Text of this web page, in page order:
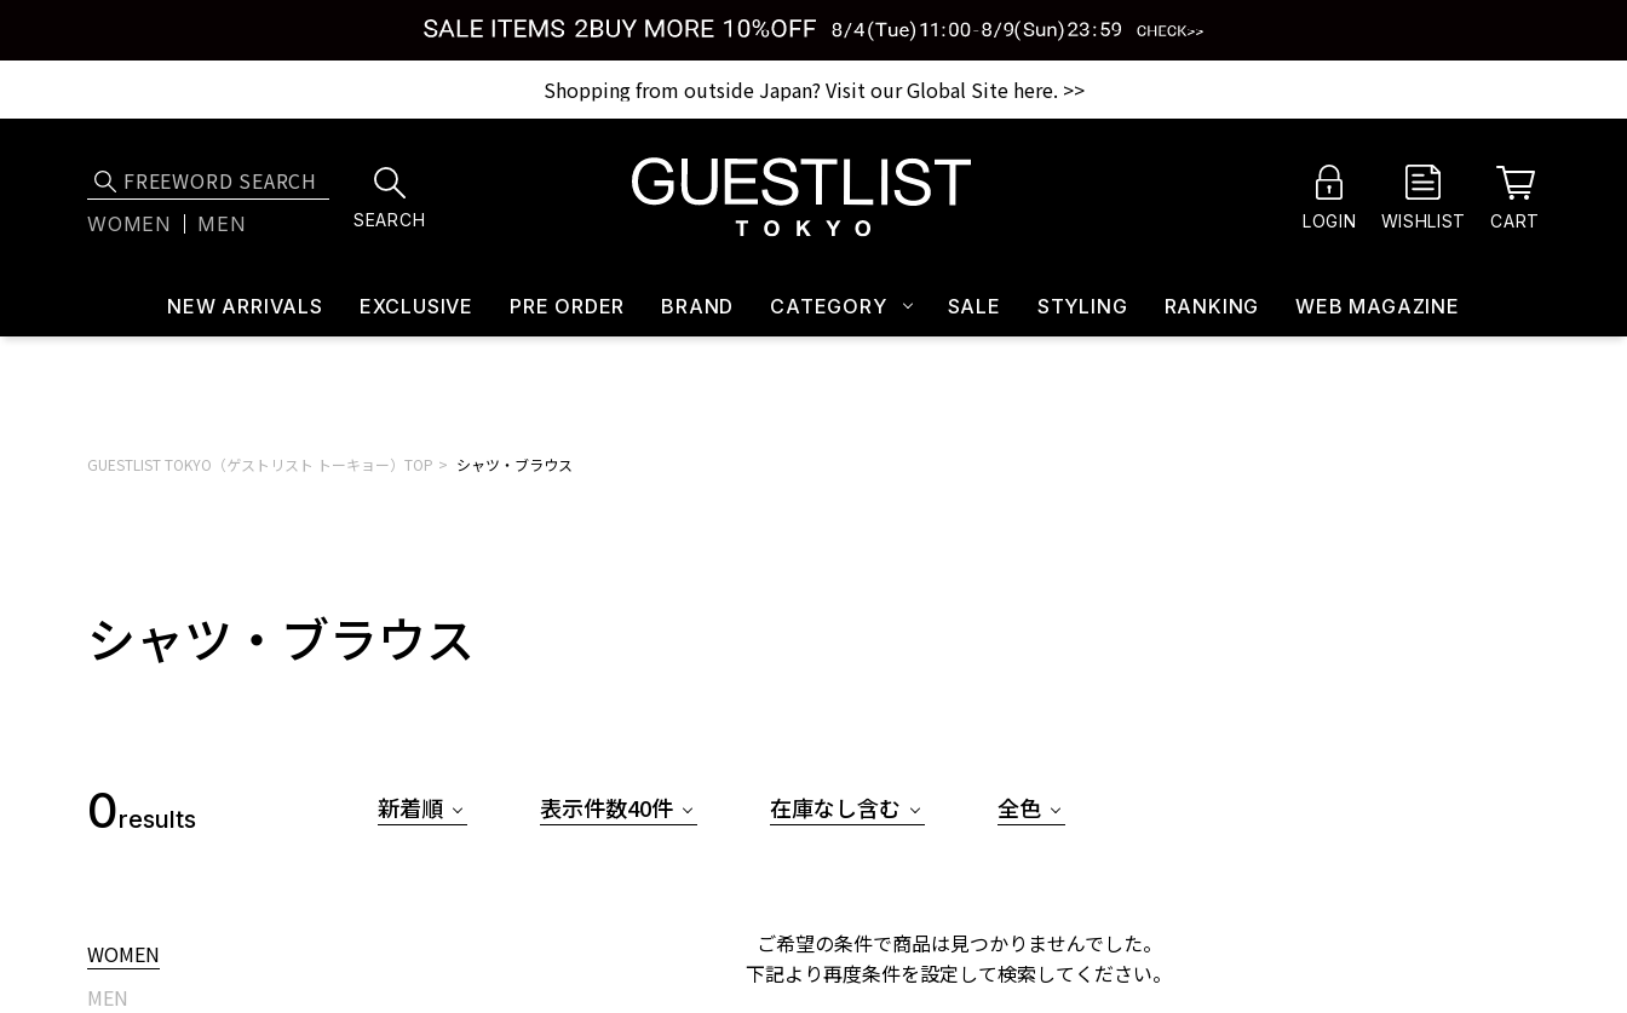
税込33,000円以上ご購入で送料無料 CHECK IT>>
Shopping from outside Japan? Visit our Global Site here. >>
WOMEN MEN SEARCH LOGIN WISHLIST CART
NEW ARRIVALS EXCLUSIVE PRE ORDER BRAND CATEGORY SALE STYLING RANKING WEB MAGAZINE
GUESTLIST TOKYO（ゲストリスト トーキョー）TOP シャツ・ブラウス
シャツ・ブラウス
0results
WOMEN
MEN
新着順 表示件数40件 在庫なし含む 全色
ご希望の条件で商品は見つかりませんでした。
下記より再度条件を設定して検索してください。